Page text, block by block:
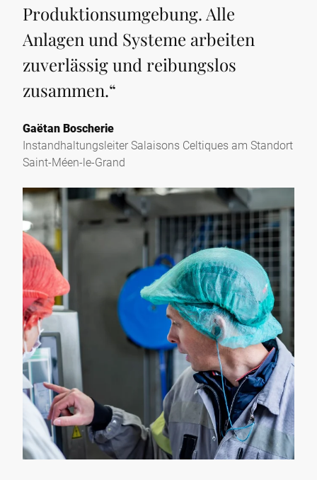
Produktionsumgebung. Alle
Anlagen und Systeme arbeiten
zuverlässig und reibungslos
zusammen.“
Gaëtan Boscherie
Instandhaltungsleiter Salaisons Celtiques am Standort
Saint-Méen-le-Grand